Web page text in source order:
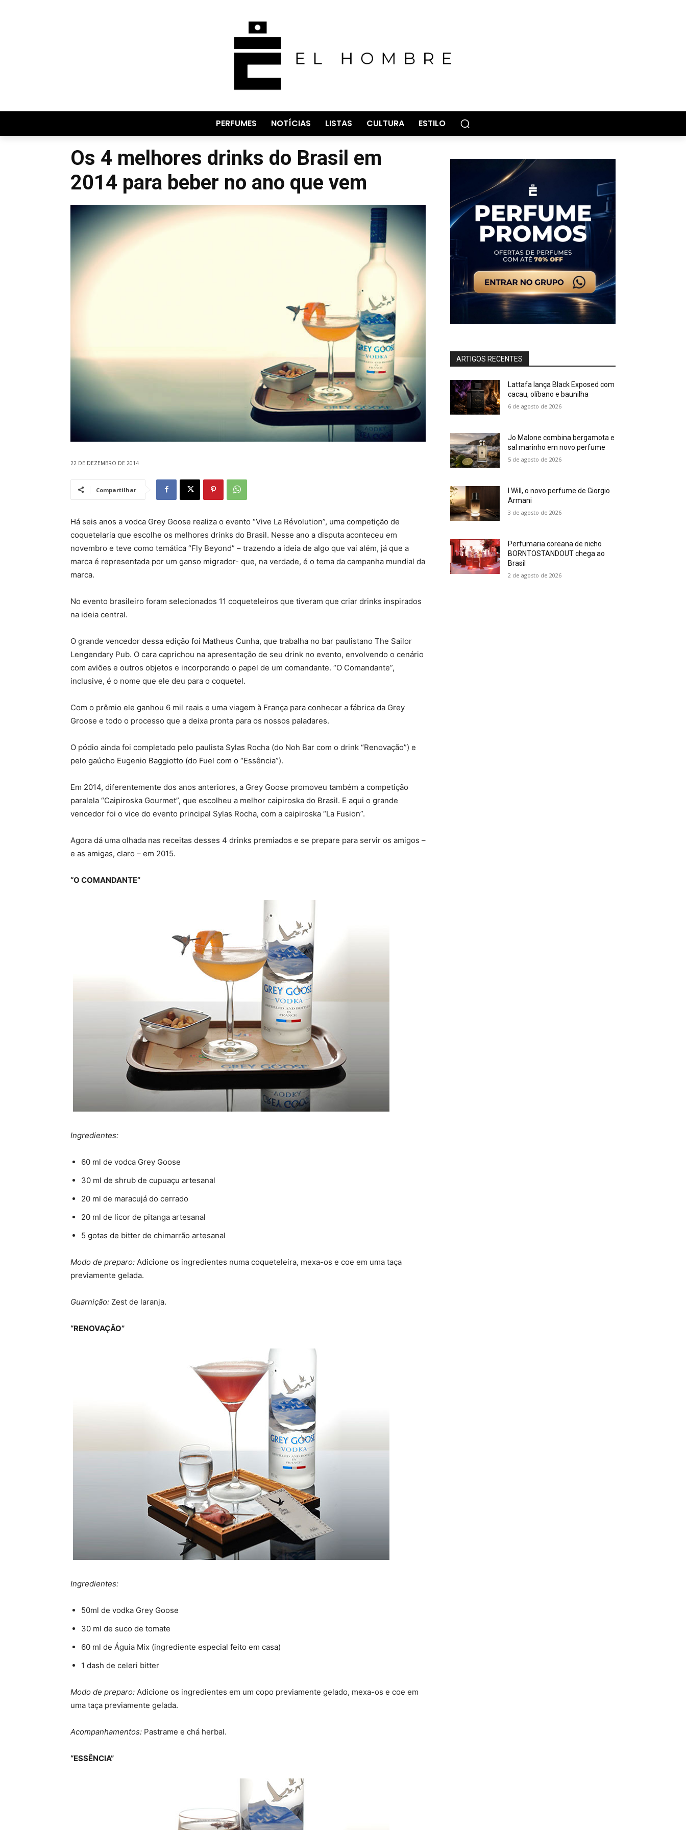
PERFUMES NOTÍCIAS LISTAS CULTURA ESTILO
Os 4 melhores drinks do Brasil em
2014 para beber no ano que vem
22 DE DEZEMBRO DE 2014
Compartilhar
Há seis anos a vodca Grey Goose realiza o evento “Vive La Révolution”, uma competição de
coquetelaria que escolhe os melhores drinks do Brasil. Nesse ano a disputa aconteceu em
novembro e teve como temática “Fly Beyond” – trazendo a ideia de algo que vai além, já que a
marca é representada por um ganso migrador- que, na verdade, é o tema da campanha mundial da
marca.
No evento brasileiro foram selecionados 11 coqueteleiros que tiveram que criar drinks inspirados
na ideia central.
O grande vencedor dessa edição foi Matheus Cunha, que trabalha no bar paulistano The Sailor
Lengendary Pub. O cara caprichou na apresentação de seu drink no evento, envolvendo o cenário
com aviões e outros objetos e incorporando o papel de um comandante. “O Comandante”,
inclusive, é o nome que ele deu para o coquetel.
Com o prêmio ele ganhou 6 mil reais e uma viagem à França para conhecer a fábrica da Grey
Groose e todo o processo que a deixa pronta para os nossos paladares.
O pódio ainda foi completado pelo paulista Sylas Rocha (do Noh Bar com o drink “Renovação”) e
pelo gaúcho Eugenio Baggiotto (do Fuel com o “Essência”).
Em 2014, diferentemente dos anos anteriores, a Grey Goose promoveu também a competição
paralela “Caipiroska Gourmet”, que escolheu a melhor caipiroska do Brasil. E aqui o grande
vencedor foi o vice do evento principal Sylas Rocha, com a caipiroska “La Fusion”.
Agora dá uma olhada nas receitas desses 4 drinks premiados e se prepare para servir os amigos –
e as amigas, claro – em 2015.
“O COMANDANTE”
Ingredientes:
60 ml de vodca Grey Goose
30 ml de shrub de cupuaçu artesanal
20 ml de maracujá do cerrado
20 ml de licor de pitanga artesanal
5 gotas de bitter de chimarrão artesanal
Modo de preparo: Adicione os ingredientes numa coqueteleira, mexa-os e coe em uma taça
previamente gelada.
Guarnição: Zest de laranja.
“RENOVAÇÃO”
Ingredientes:
50ml de vodka Grey Goose
30 ml de suco de tomate
60 ml de Águia Mix (ingrediente especial feito em casa)
1 dash de celeri bitter
Modo de preparo: Adicione os ingredientes em um copo previamente gelado, mexa-os e coe em
uma taça previamente gelada.
Acompanhamentos: Pastrame e chá herbal.
“ESSÊNCIA”
ARTIGOS RECENTES
Lattafa lança Black Exposed com
cacau, olíbano e baunilha
6 de agosto de 2026
Jo Malone combina bergamota e
sal marinho em novo perfume
5 de agosto de 2026
I Will, o novo perfume de Giorgio
Armani
3 de agosto de 2026
Perfumaria coreana de nicho
BORNTOSTANDOUT chega ao
Brasil
2 de agosto de 2026